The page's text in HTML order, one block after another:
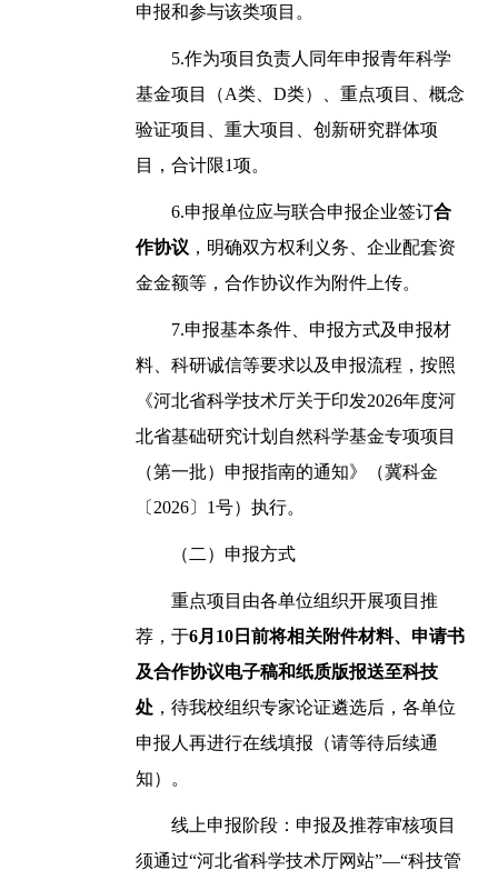
申报和参与该类项目。
5.作为项目负责人同年申报青年科学
基金项目（A类、D类）、重点项目、概念
验证项目、重大项目、创新研究群体项
目，合计限1项。
6.申报单位应与联合申报企业签订合
作协议 ，明确双方权利义务、企业配套资
金金额等，合作协议作为附件上传。
7.申报基本条件、申报方式及申报材
料、科研诚信等要求以及申报流程，按照
《河北省科学技术厅关于印发2026年度河
北省基础研究计划自然科学基金专项项目
（第一批）申报指南的通知》（冀科金
〔2026〕1号）执行。
（二）申报方式
重点项目由各单位组织开展项目推
荐，于6月10日前将相关附件材料、申请书
及合作协议电子稿和纸质版报送至科技
处，待我校组织专家论证遴选后，各单位
申报人再进行在线填报（请等待后续通
知）。
线上申报阶段：申报及推荐审核项目
须通过“河北省科学技术厅网站”—“科技管